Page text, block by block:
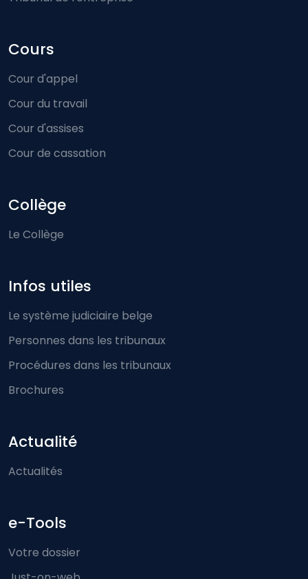
Cours
Cour d'appel
Cour du travail
Cour d'assises
Cour de cassation
Collège
Le Collège
Infos utiles
Le système judiciaire belge
Personnes dans les tribunaux
Procédures dans les tribunaux
Brochures
Actualité
Actualités
e-Tools
Votre dossier